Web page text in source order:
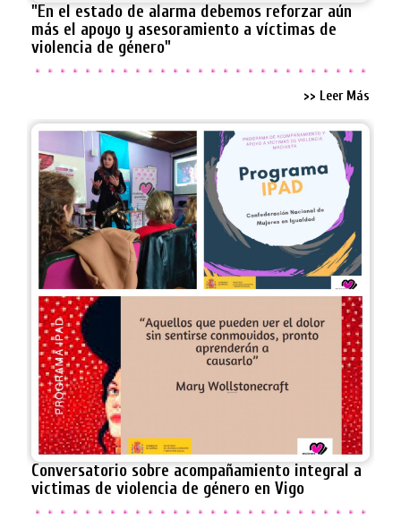
"En el estado de alarma debemos reforzar aún
más el apoyo y asesoramiento a víctimas de
violencia de género"
>> Leer Más
Conversatorio sobre acompañamiento integral a
victimas de violencia de género en Vigo